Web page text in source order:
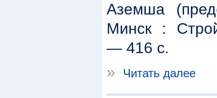
Аземша
Минск :
― 416 с.
»
Читать далее